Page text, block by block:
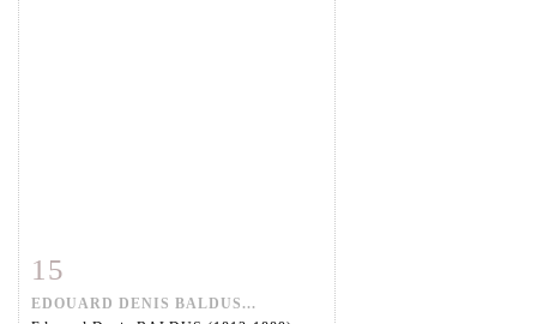
Fiche détaillée
15
EDOUARD DENIS BALDUS...